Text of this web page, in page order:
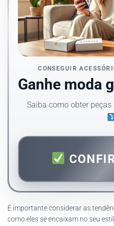
CONSEGUIR
Ganhe moda
Saiba como obter
É importante considerar as
como eles se encaixam no seu